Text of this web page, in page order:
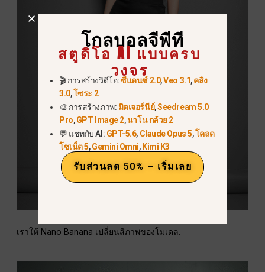
เราให้ Nano Banana เปลี่ยนสีภาพของโมเดล.
โกลบอลจีพีที
สตูดิโอ AI แบบครบ
วงจร
🎬 การสร้างวิดีโอ:ซีแดนซ์ 2.0,Veo 3.1,คลิง
3.0,โซระ 2
🎨 การสร้างภาพ: มิดเจอร์นีย์,Seedream 5.0
Pro,GPT Image 2,นาโน กล้วย 2
💬 แชทกับ AI: GPT-5.6, Claude Opus 5,โคลด
โซเน็ต 5,Gemini Omni, Kimi K3
รับส่วนลด 50% – เริ่มเลย